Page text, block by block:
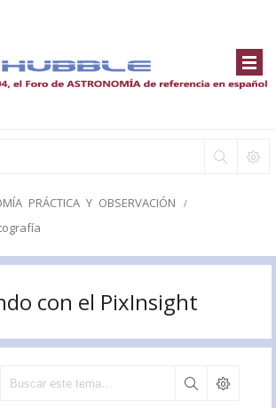
PRÁCTICA Y OBSERVACIÓN
con el PixInsight